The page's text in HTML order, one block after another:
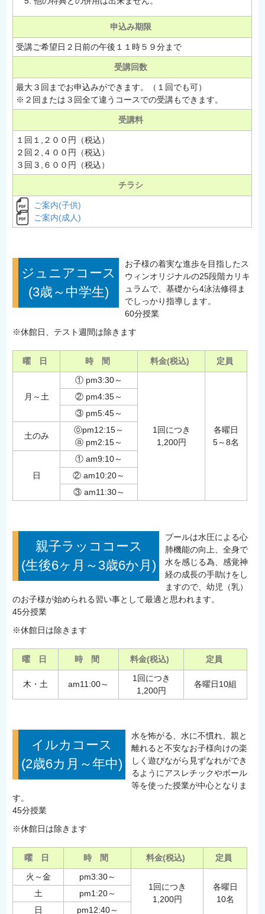
申込み期限
受講ご希望日２日前の午後１１時５９分まで
受講回数
最大３回までお申込みができます。（１回でも可）
※２回または３回全て違うコースでの受講もできます。
受講料
１回１,２００円（税込）
２回２,４００円（税込）
３回３,６００円（税込）
チラシ
ご案内(子供)
ご案内(成人)
ジュニアコース
(3歳～中学生)
お子様の着実な進歩を目指したス
ウィンオリジナルの25段階カリキ
ュラムで、基礎から4泳法修得ま
でしっかり指導します。
60分授業
※休館日、テスト週間は除きます
曜 日 時 間 料金(税込) 定員
月～土
① pm3:30～
1回につき
1,200円
各曜日
5～8名
② pm4:35～
③ pm5:45～
土のみ
⓪pm12:15～
ⓐ pm2:15～
日
① am9:10～
② am10:20～
③ am11:30～
親子ラッココース
(生後6ヶ月～3歳6か月)
プールは水圧による心
肺機能の向上、全身で
水を感じる為、感覚神
経の成長の手助けをし
ますので、幼児（乳）
のお子様が始められる習い事として最適と思われます。
45分授業
※休館日は除きます
曜 日 時 間 料金(税込) 定員
木・土 am11:00～
1回につき
1,200円
各曜日10組
イルカコース
(2歳6カ月～年中)
水を怖がる、水に不慣れ、親と
離れると不安なお子様向けの楽
しく遊びながら見ずなれができ
るようにアスレチックやボール
等を使った授業が中心となりま
す。
45分授業
※休館日は除きます
曜 日 時 間 料金(税込)
定員
火～金
pm3:30～
1回につき
1,200円
各曜日
10名
土
pm1:20～
日
pm12:40～